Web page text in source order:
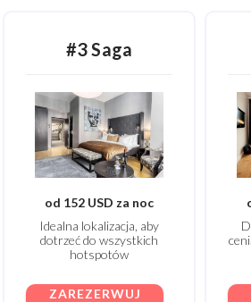
#3 Saga
od 152 USD za noc
Idealna lokalizacja, aby
dotrzeć do wszystkich
hotspotów
ZAREZERWUJ